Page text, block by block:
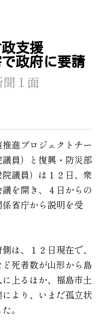
支援
政府に要請
１面
進プロジェクトチー
員）と復興・防災部
議員）は１２日、衆
を開き、４日からの
省庁から説明を受
は、１２日現在で、
死者数が山形から島
上るほか、福島市土
より、いまだ孤立状
。